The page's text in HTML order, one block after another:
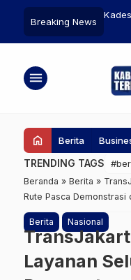
Breaking News
Kades di Banyumas yang
Terseret Kasus Penganiayaan
Bakal Diberhentikan
menu
home Berita
TRENDING TAGS
Beranda » Berita »
Rute Pasca Demonstrasi
Berita Nasional
Layanan